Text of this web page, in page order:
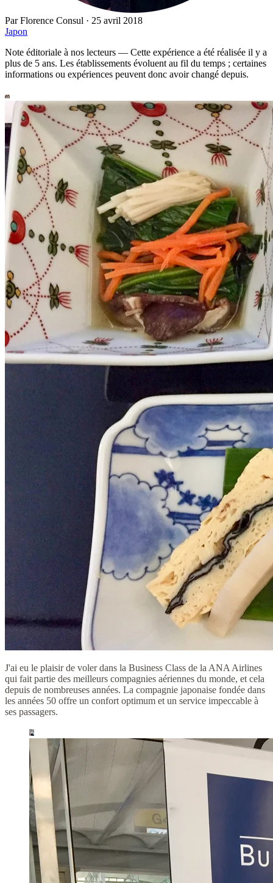
ParFlorence Consul · 25 avril 2018
Japon
Note éditoriale à nos lecteurs — Cette expérience a été réalisée il y a
plus de 5 ans. Les établissements évoluent au fil du temps ; certaines
informations ou expériences peuvent donc avoir changé depuis.
J'ai eu le plaisir de voler dans la Business Class de la ANA Airlines
qui fait partie des meilleurs compagnies aériennes du monde, et cela
depuis de nombreuses années. La compagnie japonaise fondée dans
les années 50 offre un confort optimum et un service impeccable à
ses passagers.